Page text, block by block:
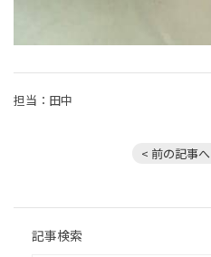
担当：田中
< 前の記事へ
記事検索